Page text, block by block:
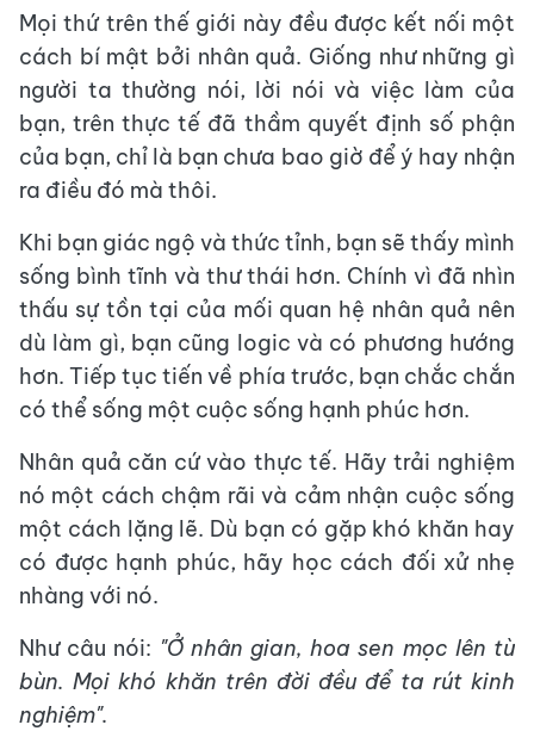
Mọi thứ trên thế giới này đều được kết nối một
cách bí mật bởi nhân quả. Giống như những gì
người ta thường nói, lời nói và việc làm của
bạn, trên thực tế đã thầm quyết định số phận
của bạn, chỉ là bạn chưa bao giờ để ý hay nhận
ra điều đó mà thôi.
Khi bạn giác ngộ và thức tỉnh, bạn sẽ thấy mình
sống bình tĩnh và thư thái hơn. Chính vì đã nhìn
thấu sự tồn tại của mối quan hệ nhân quả nên
dù làm gì, bạn cũng logic và có phương hướng
hơn. Tiếp tục tiến về phía trước, bạn chắc chắn
có thể sống một cuộc sống hạnh phúc hơn.
Nhân quả căn cứ vào thực tế. Hãy trải nghiệm
nó một cách chậm rãi và cảm nhận cuộc sống
một cách lặng lẽ. Dù bạn có gặp khó khăn hay
có được hạnh phúc, hãy học cách đối xử nhẹ
nhàng với nó.
Như câu nói: "Ở nhân gian, hoa sen mọc lên từ
bùn. Mọi khó khăn trên đời đều để ta rút kinh
nghiệm".